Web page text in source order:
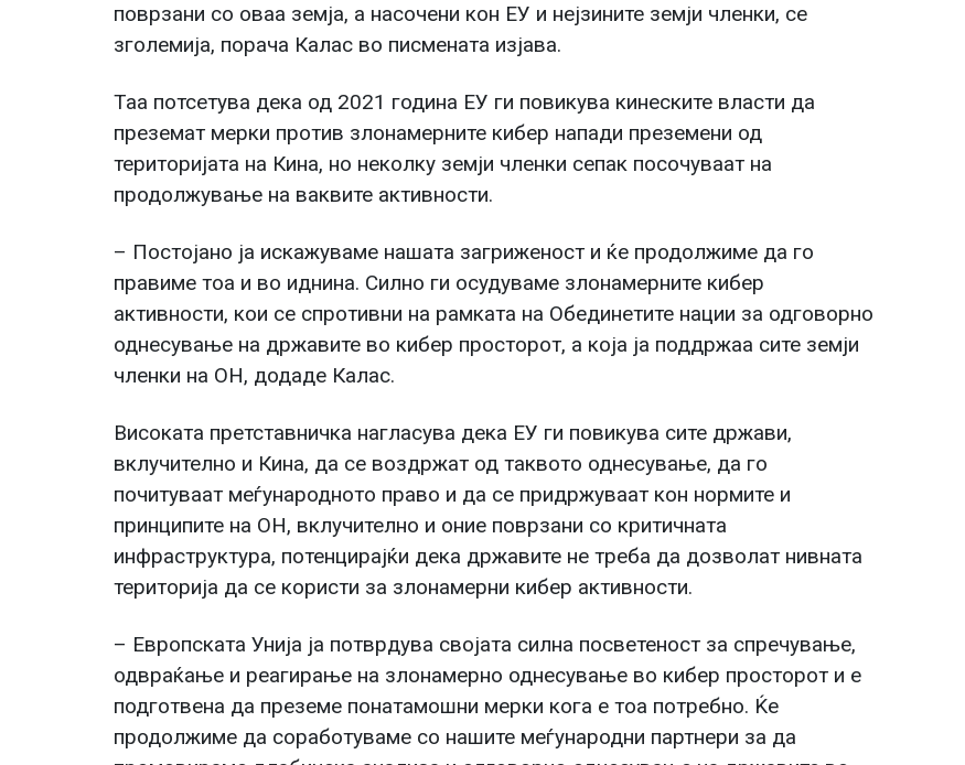
поврзани со оваа земја, а насочени кон ЕУ и нејзините земји членки, се
зголемија, порача Калас во писмената изјава.
Таа потсетува дека од 2021 година ЕУ ги повикува кинеските власти да
преземат мерки против злонамерните кибер напади преземени од
територијата на Кина, но неколку земји членки сепак посочуваат на
продолжување на ваквите активности.
– Постојано ја искажуваме нашата загриженост и ќе продолжиме да го
правиме тоа и во иднина. Силно ги осудуваме злонамерните кибер
активности, кои се спротивни на рамката на Обединетите нации за одговорно
однесување на државите во кибер просторот, а која ја поддржаа сите земји
членки на ОН, додаде Калас.
Високата претставничка нагласува дека ЕУ ги повикува сите држави,
вклучително и Кина, да се воздржат од таквото однесување, да го
почитуваат меѓународното право и да се придржуваат кон нормите и
принципите на ОН, вклучително и оние поврзани со критичната
инфраструктура, потенцирајќи дека државите не треба да дозволат нивната
територија да се користи за злонамерни кибер активности.
– Европската Унија ја потврдува својата силна посветеност за спречување,
одвраќање и реагирање на злонамерно однесување во кибер просторот и е
подготвена да преземе понатамошни мерки кога е тоа потребно. Ќе
продолжиме да соработуваме со нашите меѓународни партнери за да